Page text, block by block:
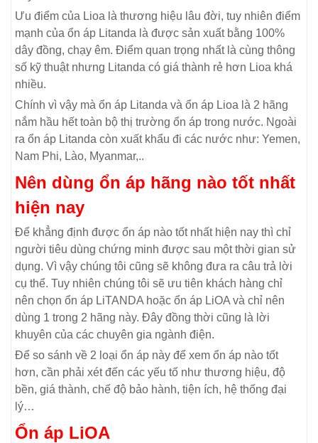
Ưu điểm của Lioa là thương hiệu lâu đời, tuy nhiên điểm
mạnh của ổn áp Litanda là được sản xuất bằng 100%
dây đồng, chạy êm. Điểm quan trọng nhất là cùng thông
số kỹ thuật nhưng Litanda có giá thành rẻ hơn Lioa khá
nhiều.
Chính vì vậy mà ổn áp Litanda và ổn áp Lioa là 2 hãng
nắm hầu hết toàn bộ thị trường ổn áp trong nước. Ngoài
ra ổn áp Litanda còn xuất khẩu đi các nước như: Yemen,
Nam Phi, Lào, Myanmar,..
Nên dùng ổn áp hãng nào tốt nhất
hiện nay
Để khẳng định được ổn áp nào tốt nhất hiện nay thì chỉ
người tiêu dùng chứng minh được sau một thời gian sử
dụng. Vì vậy chúng tôi cũng sẽ không đưa ra câu trả lời
cụ thể. Tuy nhiên chúng tôi sẽ ưu tiên khách hàng chỉ
nên chọn ổn áp LiTANDA hoặc ổn áp LiOA và chỉ nên
dùng 1 trong 2 hãng này. Đây đồng thời cũng là lời
khuyên của các chuyên gia ngành điện.
Để so sánh về 2 loại ổn áp này để xem ổn áp nào tốt
hơn, cần phải xét đến các yếu tố như thương hiệu, độ
bền, giá thành, chế độ bảo hành, tiện ích, hệ thống đại
lý…
Ổn áp LiOA